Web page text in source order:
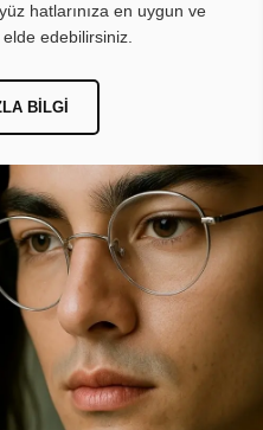
hatlarınıza en uygun ve
edebilirsiniz.
BILGI